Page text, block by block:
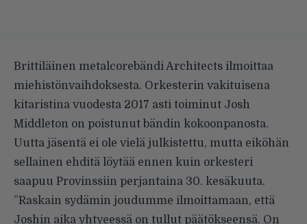
Brittiläinen metalcorebändi Architects ilmoittaa
miehistönvaihdoksesta. Orkesterin vakituisena
kitaristina vuodesta 2017 asti toiminut Josh
Middleton on poistunut bändin kokoonpanosta.
Uutta jäsentä ei ole vielä julkistettu, mutta eiköhän
sellainen ehditä löytää ennen kuin orkesteri
saapuu Provinssiin perjantaina 30. kesäkuuta.
”Raskain sydämin joudumme ilmoittamaan, että
Joshin aika yhtyeessä on tullut päätökseensä. On